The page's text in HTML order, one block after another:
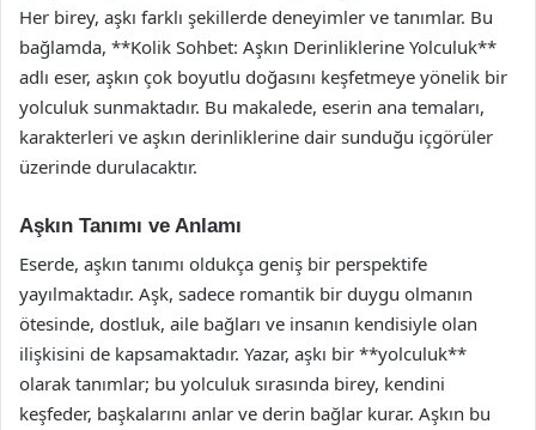
Her birey, aşkı farklı şekillerde deneyimler ve tanımlar. Bu
bağlamda, **Kolik Sohbet: Aşkın Derinliklerine Yolculuk**
adlı eser, aşkın çok boyutlu doğasını keşfetmeye yönelik bir
yolculuk sunmaktadır. Bu makalede, eserin ana temaları,
karakterleri ve aşkın derinliklerine dair sunduğu içgörüler
üzerinde durulacaktır.
Aşkın Tanımı ve Anlamı
Eserde, aşkın tanımı oldukça geniş bir perspektife
yayılmaktadır. Aşk, sadece romantik bir duygu olmanın
ötesinde, dostluk, aile bağları ve insanın kendisiyle olan
ilişkisini de kapsamaktadır. Yazar, aşkı bir **yolculuk**
olarak tanımlar; bu yolculuk sırasında birey, kendini
keşfeder, başkalarını anlar ve derin bağlar kurar. Aşkın bu